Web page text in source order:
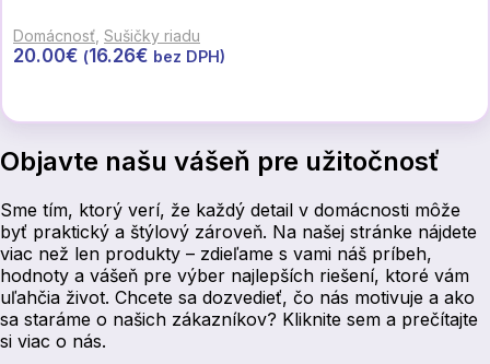
Domácnosť Sušičky riadu
20.00€ (16.26€ bez DPH)
Objavte našu vášeň pre užitočnosť
Sme tím, ktorý verí, že každý detail v domácnosti môže
byť praktický a štýlový zároveň. Na našej stránke nájdete
viac než len produkty – zdieľame s vami náš príbeh,
hodnoty a vášeň pre výber najlepších riešení, ktoré vám
uľahčia život. Chcete sa dozvedieť, čo nás motivuje a ako
sa staráme o našich zákazníkov? Kliknite sem a prečítajte
si viac o nás.